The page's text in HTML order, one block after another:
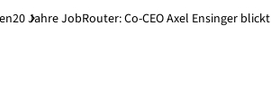
20 Jahre JobRouter: Co-CEO Axel Ensinger